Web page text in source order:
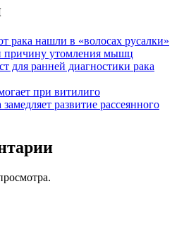
рака нашли в «волосах русалки»
причину утомления мышц
для ранней диагностики рака
при витилиго
развитие рассеянного